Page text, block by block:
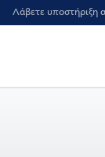
Λάβετε υποστήριξη